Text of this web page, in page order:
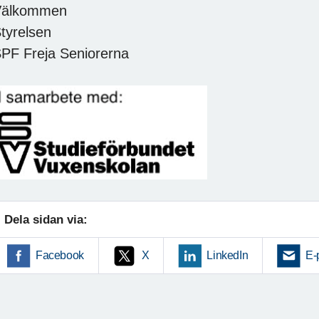
Freja Seniorerna
Dela sidan via:
Facebook X LinkedIn